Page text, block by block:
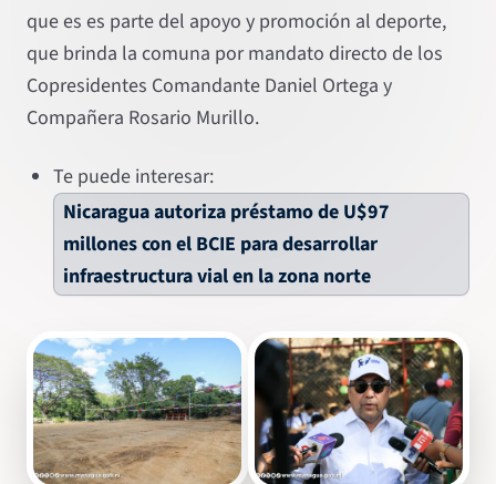
que es es parte del apoyo y promoción al deporte,
que brinda la comuna por mandato directo de los
Copresidentes Comandante Daniel Ortega y
Compañera Rosario Murillo.
Te puede interesar:
Nicaragua autoriza préstamo de U$97
millones con el BCIE para desarrollar
infraestructura vial en la zona norte